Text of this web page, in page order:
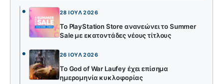
28 ΙΟΎΛ 2026
Το PlayStation Store ανανεώνει το Summer
Sale με εκατοντάδες νέους τίτλους
26 ΙΟΎΛ 2026
Το God of War Laufey έχει επίσημα
ημερομηνία κυκλοφορίας